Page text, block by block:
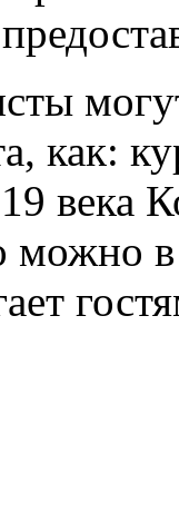
как:
века
можно